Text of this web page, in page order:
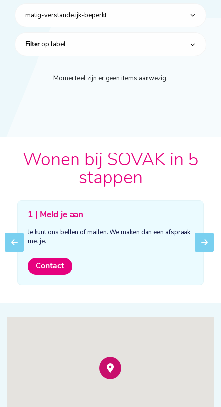
matig-verstandelijk-beperkt
Filter op label
Momenteel zijn er geen items aanwezig.
Wonen bij SOVAK in 5
stappen
Previous
1 | Meld je aan
Je kunt ons bellen of mailen. We maken dan een afspraak
met je.
Contact
Next